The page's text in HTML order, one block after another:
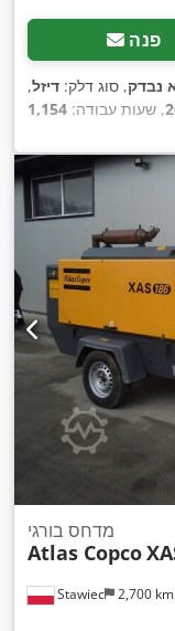
פנה
נבדק, סוג דלק: דיזל,
, שעות עבודה:
Stawiec 2,700 km
מדחס בורגי
Atlas Copco